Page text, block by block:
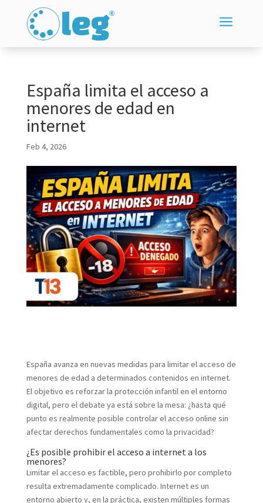
a
España limita el acceso a
menores de edad en
internet
Feb 4, 2026
España avanza en nuevas medidas para limitar el acceso de
menores de edad a determinados contenidos en internet.
El objetivo es reforzar la protección infantil en el entorno
digital, pero el debate ya está sobre la mesa: ¿hasta qué
punto es realmente posible controlar el acceso online sin
afectar derechos fundamentales como la privacidad?
¿Es posible prohibir el acceso a internet a los
menores?
Limitar el acceso es factible, pero prohibirlo por completo
resulta extremadamente complicado. Internet es un
entorno abierto y, en la práctica, existen múltiples formas